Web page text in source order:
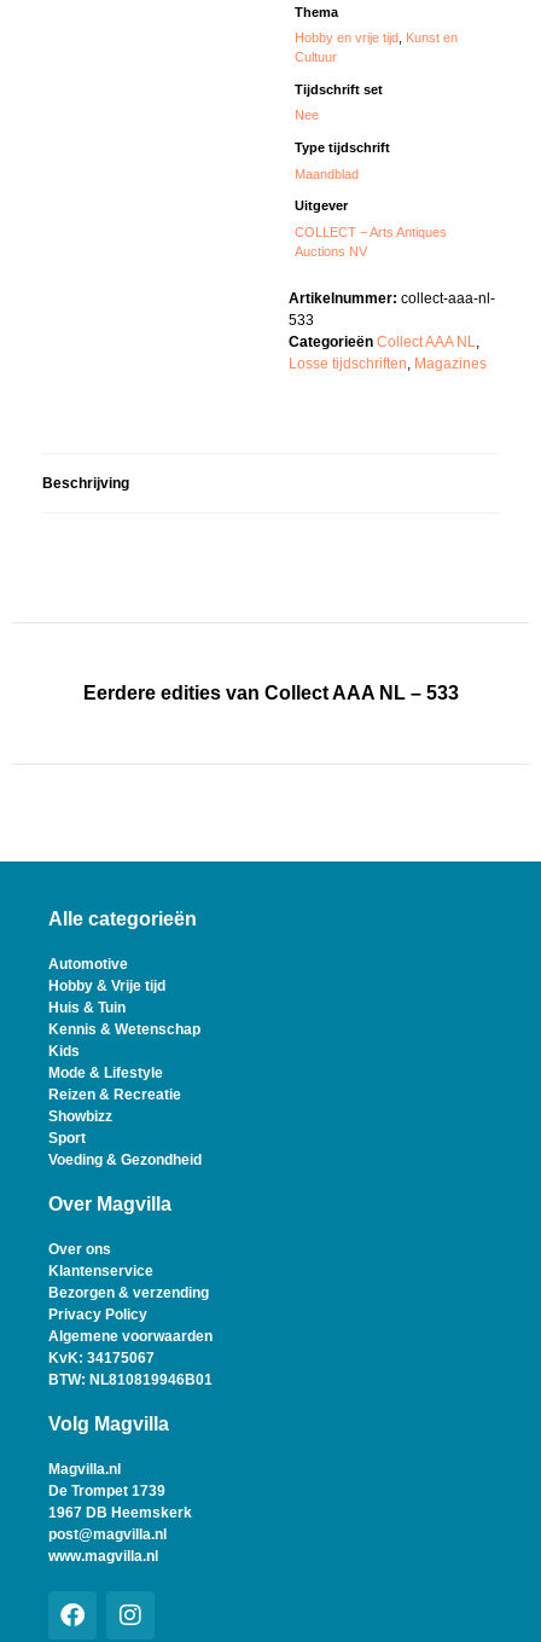
Thema
Hobby en vrije tijd
Kunst en
Cultuur
Tijdschrift set
Nee
Type tijdschrift
Maandblad
Uitgever
COLLECT – Arts Antiques
Auctions NV
Artikelnummer: collect-aaa-nl-
533
Categorieën Collect AAA NL,
Losse tijdschriften, Magazines
Beschrijving
Eerdere edities van Collect AAA NL – 533
Alle categorieën
Automotive
Hobby & Vrije tijd
Huis & Tuin
Kennis & Wetenschap
Kids
Mode & Lifestyle
Reizen & Recreatie
Showbizz
Sport
Voeding & Gezondheid
Over Magvilla
Over ons
Klantenservice
Bezorgen & verzending
Privacy Policy
Algemene voorwaarden
KvK: 34175067
BTW: NL810819946B01
Volg Magvilla
Magvilla.nl
De Trompet 1739
1967 DB Heemskerk
post@magvilla.nl
www.magvilla.nl